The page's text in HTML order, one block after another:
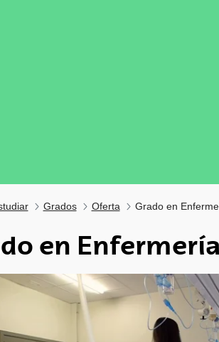
Grados Oferta Grado en
en Enfermería